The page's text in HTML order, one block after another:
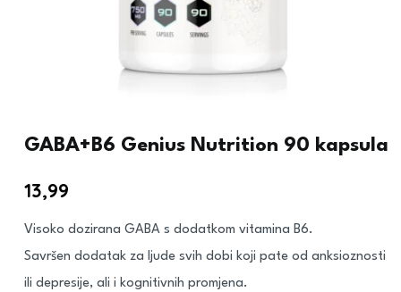
GABA+B6 Genius Nutrition 90 kapsula
13,99
Visoko dozirana GABA s dodatkom vitamina B6.
Savršen dodatak za ljude svih dobi koji pate od anksioznosti
ili depresije, ali i kognitivnih promjena.